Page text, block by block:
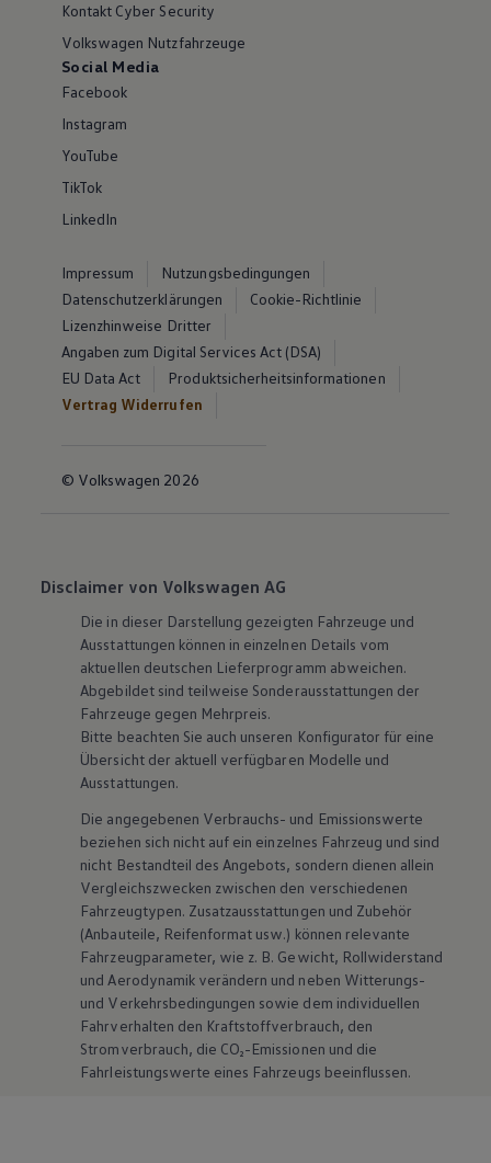
Kontakt Cyber Security
Volkswagen Nutzfahrzeuge
Social Media
Facebook
Instagram
YouTube
TikTok
LinkedIn
Impressum
Nutzungsbedingungen
Datenschutzerklärungen
Cookie-Richtlinie
Lizenzhinweise Dritter
Angaben zum Digital Services Act (DSA)
EU Data Act
Produktsicherheitsinformationen
Vertrag Widerrufen
© Volkswagen 2026
Disclaimer von Volkswagen AG
Die in dieser Darstellung gezeigten Fahrzeuge und
Ausstattungen können in einzelnen Details vom
aktuellen deutschen Lieferprogramm abweichen.
Abgebildet sind teilweise Sonderausstattungen der
Fahrzeuge gegen Mehrpreis.
Bitte beachten Sie auch unseren Konfigurator für eine
Übersicht der aktuell verfügbaren Modelle und
Ausstattungen.
Die angegebenen Verbrauchs- und Emissionswerte
beziehen sich nicht auf ein einzelnes Fahrzeug und sind
nicht Bestandteil des Angebots, sondern dienen allein
Vergleichszwecken zwischen den verschiedenen
Fahrzeugtypen. Zusatzausstattungen und Zubehör
(Anbauteile, Reifenformat usw.) können relevante
Fahrzeugparameter, wie z. B. Gewicht, Rollwiderstand
und Aerodynamik verändern und neben Witterungs-
und Verkehrsbedingungen sowie dem individuellen
Fahrverhalten den Kraftstoffverbrauch, den
Stromverbrauch, die CO₂-Emissionen und die
Fahrleistungswerte eines Fahrzeugs beeinflussen.